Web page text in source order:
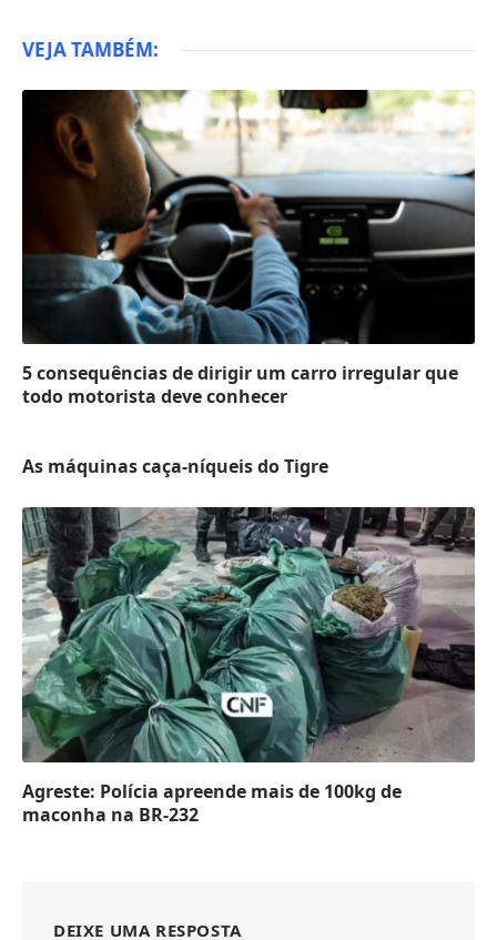
VEJA TAMBÉM:
5 consequências de dirigir um carro irregular que
todo motorista deve conhecer
As máquinas caça-níqueis do Tigre
Agreste: Polícia apreende mais de 100kg de
maconha na BR-232
DEIXE UMA RESPOSTA